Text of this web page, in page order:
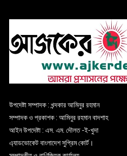
উপদেষ্টা সম্পাদক : খন্দকার আমিনুর রহমান
সম্পাদক ও প্রকাশক : আমিনুর রহমান বাদশাহ
আইন উপদেষ্টা : এস. এম. দৌলত -ই-খুদা
এ্যাডভোকেট বাংলাদেশ সুপ্রিম কোর্ট।